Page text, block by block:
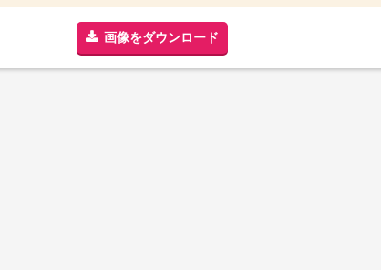
画像をダウンロード